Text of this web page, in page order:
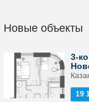
Новые объекты
3-
19